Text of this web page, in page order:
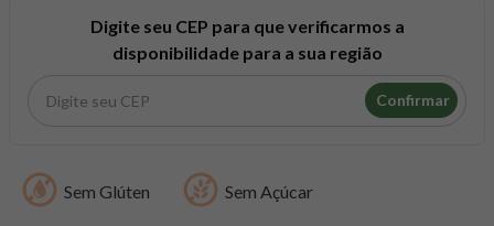
Digite seu CEP para que verificarmos a
disponibilidade para a sua região
Confirmar
Sem Glúten Sem Açúcar
psyllium